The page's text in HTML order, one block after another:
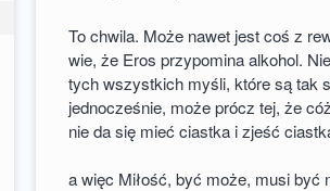
To chwila. Może nawet jest coś z
wie, że Eros przypomina alkohol.
tych wszystkich myśli, które są tak
jednocześnie, może prócz tej, że
nie da się mieć ciastka i zjeść
a więc Miłość, być może, musi być